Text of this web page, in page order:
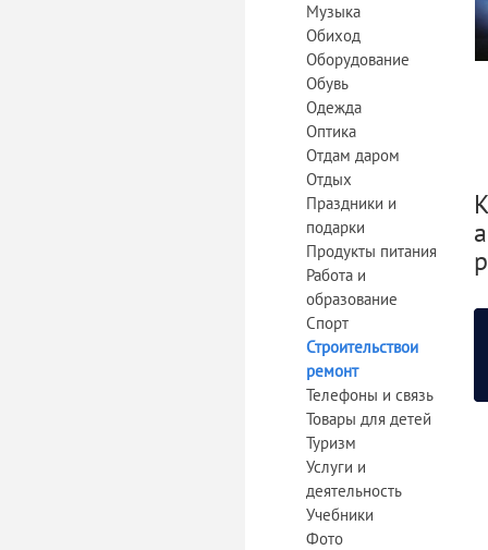
Музыка
Обиход
Оборудование
Обувь
Одежда
Оптика
Отдам даром
Отдых
Праздники и
подарки
Продукты питания
Работа и
образование
Спорт
Строительствои
ремонт
Телефоны и связь
Товары для детей
Туризм
Услуги и
деятельность
Учебники
Фото